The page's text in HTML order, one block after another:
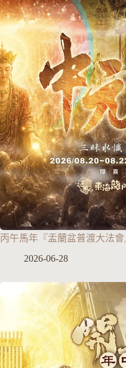
丙午馬年『盂蘭盆普渡大法
2026-06-28